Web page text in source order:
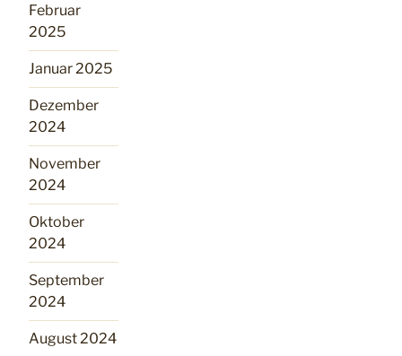
Februar
2025
Januar 2025
Dezember
2024
November
2024
Oktober
2024
September
2024
August 2024